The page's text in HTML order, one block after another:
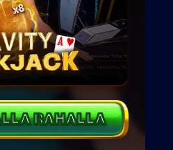
RAHALLA